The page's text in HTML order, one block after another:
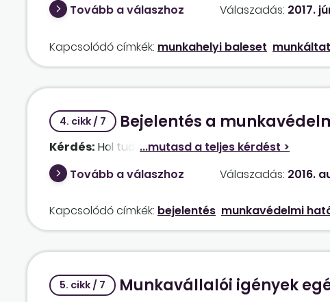
Tovább a válaszhoz
Válaszadás: 2017.
Kapcsolódó címkék: munkahelyi baleset
4. cikk / 7 Bejelentés a
Kérdés: Hol tudok bejelentést tenni név nélkül, ha
Tovább a válaszhoz
Válaszadás: 2016.
Kapcsolódó címkék: bejelentés munkavédelmi
5. cikk / 7 Munkavállalói igények